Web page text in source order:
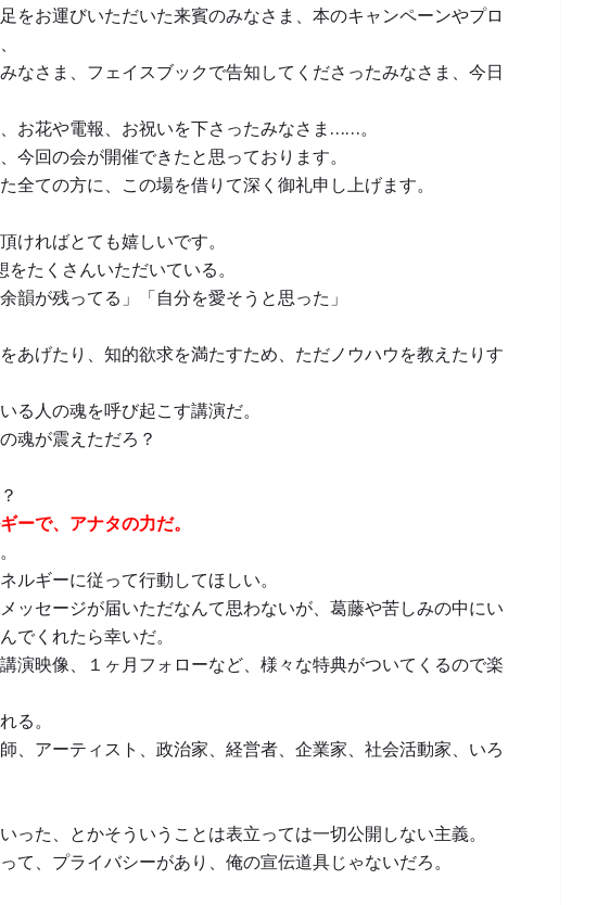
をお運びいただいた来賓のみなさま、本のキャンペーンやプロ
なさま、フェイスブックで告知してくださったみなさま、今日
お花や電報、お祝いを下さったみなさま……。
回の会が開催できたと思っております。
全ての方に、この場を借りて深く御礼申し上げます。
ければとても嬉しいです。
たくさんいただいている。
韻が残ってる」「自分を愛そうと思った」
あげたり、知的欲求を満たすため、ただノウハウを教えたりす
る人の魂を呼び起こす講演だ。
魂が震えただろ？
ーで、アナタの力だ。
ルギーに従って行動してほしい。
ッセージが届いただなんて思わないが、葛藤や苦しみの中にい
でくれたら幸いだ。
演映像、１ヶ月フォローなど、様々な特典がついてくるので楽
る。
、アーティスト、政治家、経営者、企業家、社会活動家、いろ
った、とかそういうことは表立っては一切公開しない主義。
て、プライバシーがあり、俺の宣伝道具じゃないだろ。